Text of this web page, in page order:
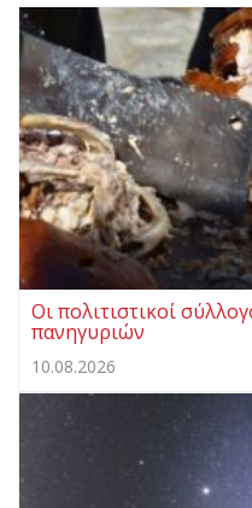
Οι πολιτιστικοί
πανηγυριών
10.08.2026